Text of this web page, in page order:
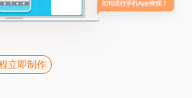
立即制作